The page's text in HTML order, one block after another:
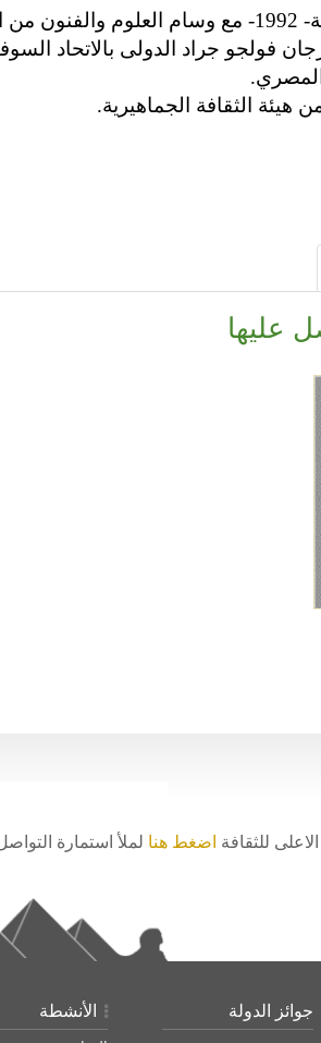
1992.
هيئة الثقافة الجماهيرية.
عليها
للثقافة اضغط هنا لملأ استمارة
جوائز الدولة الأنشطة